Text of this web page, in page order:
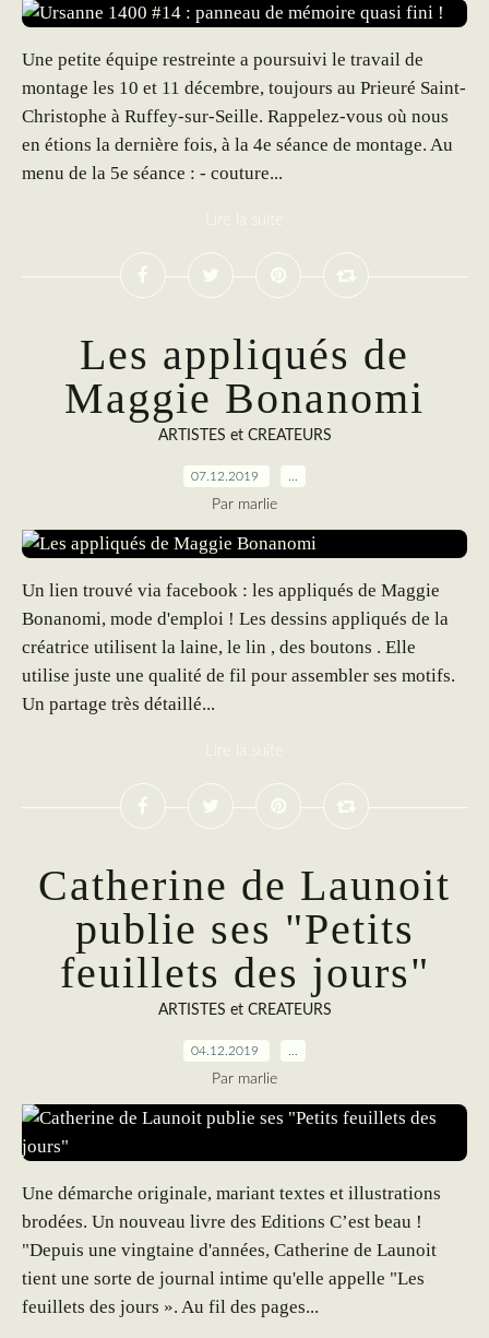
Une petite équipe restreinte a poursuivi le travail de
montage les 10 et 11 décembre, toujours au Prieuré Saint-
Christophe à Ruffey-sur-Seille. Rappelez-vous où nous
en étions la dernière fois, à la 4e séance de montage. Au
menu de la 5e séance : - couture...
Les appliqués de
Maggie Bonanomi
ARTISTES et CREATEURS
07.12.2019
Par marlie
Un lien trouvé via facebook : les appliqués de Maggie
Bonanomi, mode d'emploi ! Les dessins appliqués de la
créatrice utilisent la laine, le lin , des boutons . Elle
utilise juste une qualité de fil pour assembler ses motifs.
Un partage très détaillé...
Catherine de Launoit
publie ses "Petits
feuillets des jours"
ARTISTES et CREATEURS
04.12.2019
Par marlie
Une démarche originale, mariant textes et illustrations
brodées. Un nouveau livre des Editions C’est beau !
"Depuis une vingtaine d'années, Catherine de Launoit
tient une sorte de journal intime qu'elle appelle "Les
feuillets des jours ». Au fil des pages...